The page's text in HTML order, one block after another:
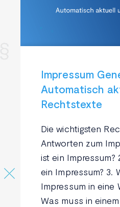
Impressum
Automatisch
Rechtstexte
Die wichtigsten
Antworten zum
ist ein
ein Impressum? 3.
Impressum in eine
Was muss in